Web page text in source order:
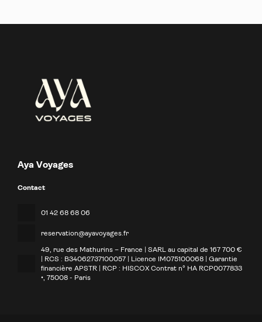
Aya Voyages
Contact
01 42 68 68 06
reservation@ayavoyages.fr
49, rue des Mathurins – France | SARL au capital de 167 700 €
| RCS : B34062737100057 | Licence IM075100068 | Garantie
financière APSTR | RCP : HISCOX Contrat n° HA RCP0077833
• , 75008 - Paris